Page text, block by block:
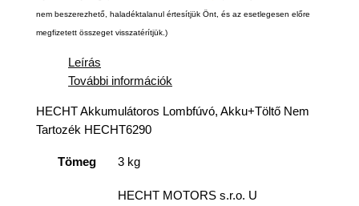
nem beszerezhető, haladéktalanul értesítjük Önt, és az esetlegesen előre
megfizetett összeget visszatérítjük.)
Leírás
További információk
HECHT Akkumulátoros Lombfúvó, Akku+Töltő Nem
Tartozék HECHT6290
Tömeg 3 kg
HECHT MOTORS s.r.o. U